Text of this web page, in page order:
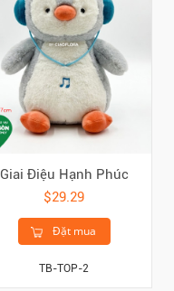
Giai Điệu Hạnh Phúc
$29.29
Đặt mua
TB-TOP-2